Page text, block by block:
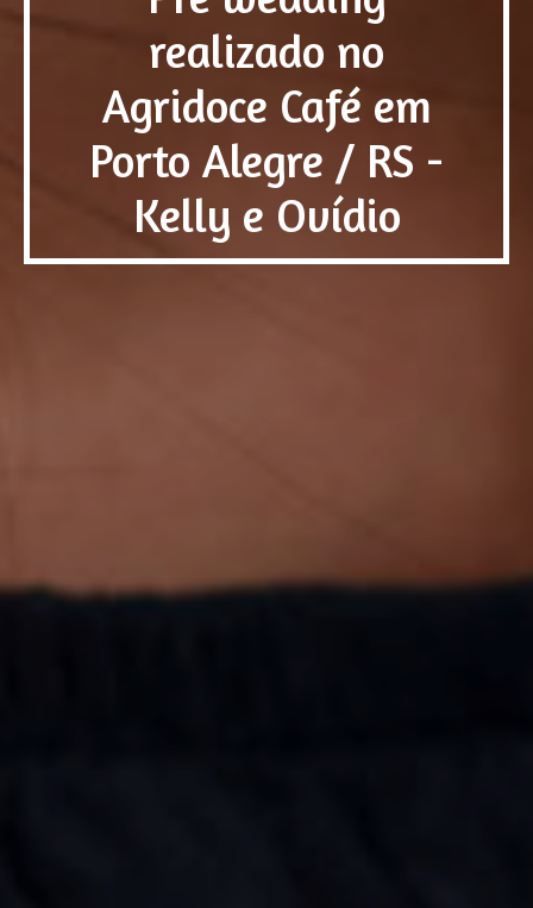
realizado no
Agridoce Café em
Porto Alegre / RS -
Kelly e Ovídio